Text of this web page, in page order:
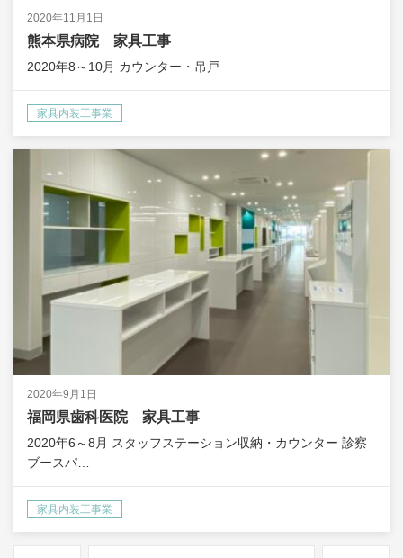
2020年11月1日
熊本県病院 家具工事
2020年8～10月 カウンター・吊戸
家具内装工事業
2020年9月1日
福岡県歯科医院 家具工事
2020年6～8月 スタッフステーション収納・カウンター 診察
ブースパ…
家具内装工事業